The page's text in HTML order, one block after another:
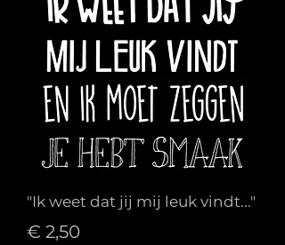
"Ik weet dat jij mij leuk vindt..."
€ 2,50Prijs